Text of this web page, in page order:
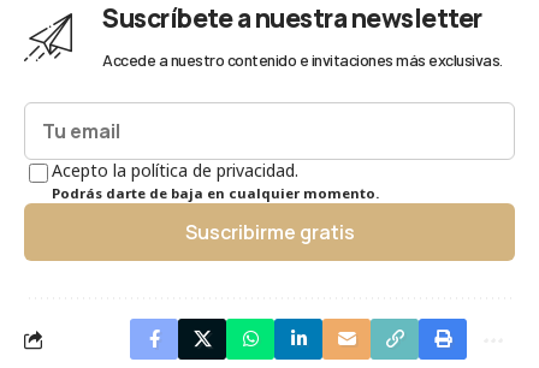
Suscríbete a nuestra newsletter
Accede a nuestro contenido e invitaciones más exclusivas.
Acepto la política de privacidad.
Podrás darte de baja en cualquier momento.
Suscribirme gratis